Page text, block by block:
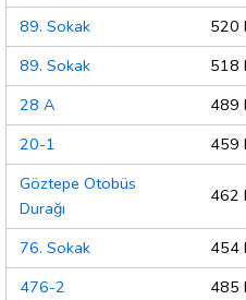
89. Sokak
520
89. Sokak
518
28 A
489
20-1
459
Göztepe Otobüs
Durağı
462
76. Sokak
454
476-2
485